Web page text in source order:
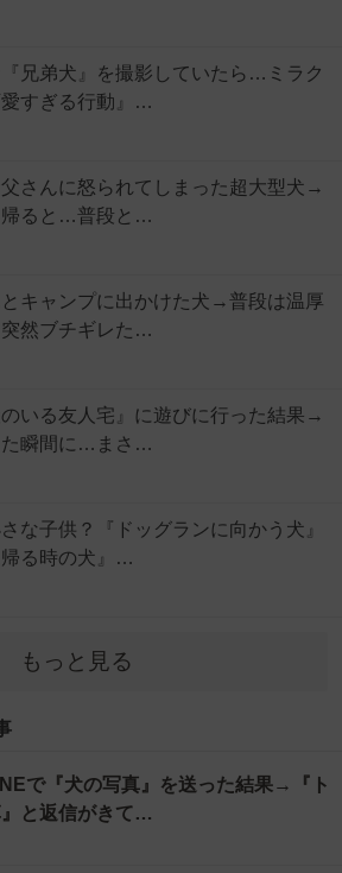
兄弟犬』を撮影していたら…ミラク
愛すぎる行動』…
さんに怒られてしまった超大型犬→
帰ると…普段と…
キャンプに出かけた犬→普段は温厚
然ブチギレた…
いる友人宅』に遊びに行った結果→
た瞬間に…まさ…
な子供？『ドッグランに向かう犬』
帰る時の犬』…
もっと見る
で『犬の写真』を送った結果→『ト
』と返信がきて…